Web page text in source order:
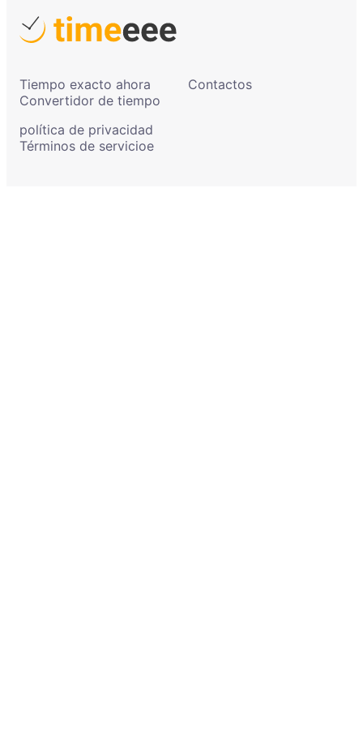
Tiempo exacto ahora
Convertidor de tiempo
Contactos
política de privacidad
Términos de servicioe